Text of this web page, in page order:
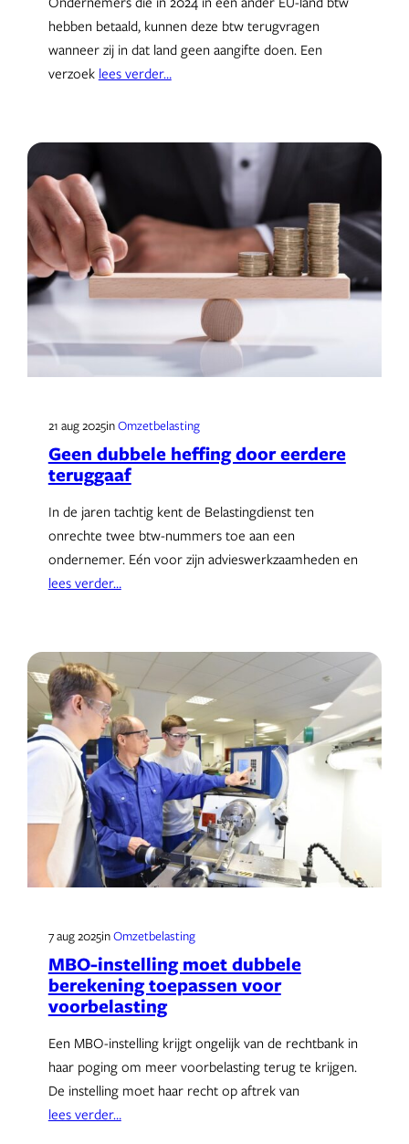
hebben betaald, kunnen deze btw terugvragen
wanneer zij in dat land geen aangifte doen. Een
verzoek lees verder…
21 aug 2025inOmzetbelasting
Geen dubbele heffing door eerdere
teruggaaf
In de jaren tachtig kent de Belastingdienst ten
onrechte twee btw-nummers toe aan een
ondernemer. Eén voor zijn advieswerkzaamheden en
lees verder…
7 aug 2025inOmzetbelasting
MBO-instelling moet dubbele
berekening toepassen voor
voorbelasting
Een MBO-instelling krijgt ongelijk van de rechtbank in
haar poging om meer voorbelasting terug te krijgen.
De instelling moet haar recht op aftrek van
lees verder…